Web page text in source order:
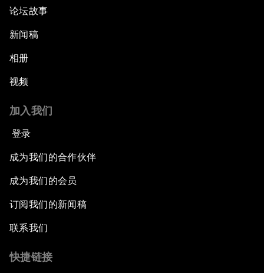
论坛故事
新闻稿
相册
视频
加入我们
登录
成为我们的合作伙伴
成为我们的会员
订阅我们的新闻稿
联系我们
快捷链接